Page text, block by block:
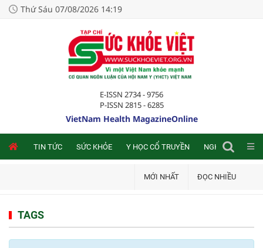
Thứ Sáu 07/08/2026 14:19
E-ISSN 2734 - 9756
P-ISSN 2815 - 6285
VietNam Health MagazineOnline
TIN TỨC SỨC KHỎE Y HỌC CỔ TRUYỀN NGHIÊN CỨU
MỚI NHẤT ĐỌC NHIỀU
TAGS